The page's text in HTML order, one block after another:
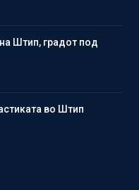
Штип, градот под
во Штип